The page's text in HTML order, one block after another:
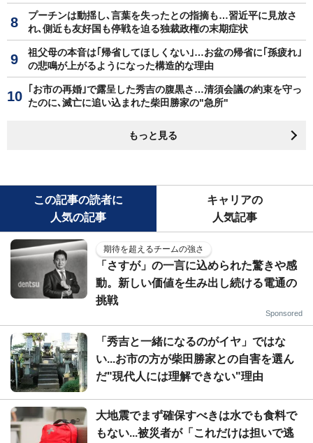
プーチンは動揺し､言葉を失ったとの指摘も…習近平に見放さ
れ､側近も友好国も停戦を迫る独裁政権の末期症状
祖父母の本音は｢帰省してほしくない｣…お盆の帰省に｢孫疲れ｣
の悲鳴が上がるようになった構造的な理由
｢お市の再婚｣で露呈した秀吉の腹黒さ…清須会議の約束を守っ
たのに､滅亡に追い込まれた柴田勝家の"急所"
もっと見る
この記事の読者に
人気の記事
キャリアの
人気記事
期待を超えるチームの強さ
「さすが」の一言に込められた驚きや感
動。新しい価値を生み出し続ける電通の
挑戦
Sponsored
「秀吉と一緒になるのがイヤ」ではな
い...お市の方が柴田勝家との自害を選ん
だ"現代人には理解できない"理由
大地震でまず確保すべきは水でも食料で
もない...被災者が「これだけは担いで逃